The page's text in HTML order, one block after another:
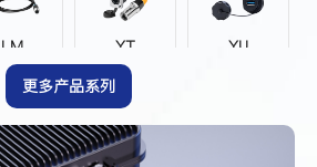
LM YT YU
DZ YA
更多产品系列